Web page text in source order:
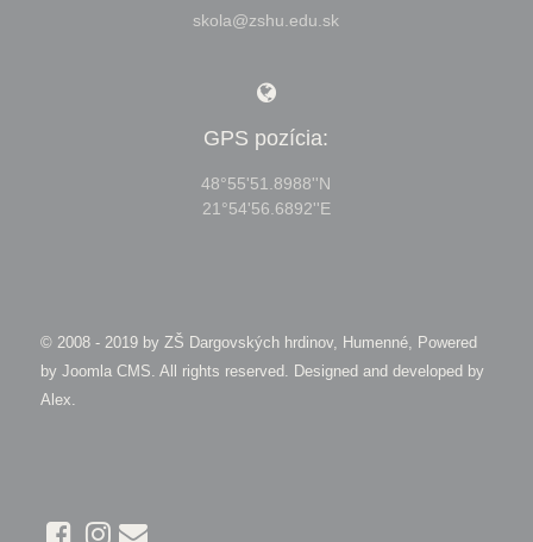
skola@zshu.edu.sk
GPS pozícia:
48°55'51.8988''N
21°54'56.6892''E
© 2008 - 2019 by ZŠ Dargovských hrdinov, Humenné, Powered
by Joomla CMS . All rights reserved. Designed and developed by
Alex